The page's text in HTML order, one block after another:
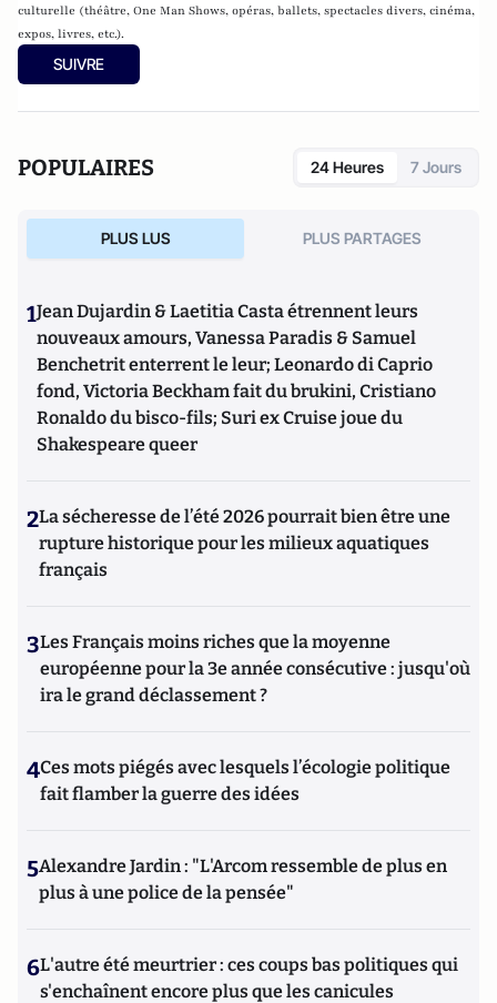
culturelle (théâtre, One Man Shows, opéras, ballets, spectacles divers, cinéma,
expos, livres, etc.).
SUIVRE
POPULAIRES 24 Heures 7 Jours
PLUS LUS PLUS PARTAGES
1Jean Dujardin & Laetitia Casta étrennent leurs
nouveaux amours, Vanessa Paradis & Samuel
Benchetrit enterrent le leur; Leonardo di Caprio
fond, Victoria Beckham fait du brukini, Cristiano
Ronaldo du bisco-fils; Suri ex Cruise joue du
Shakespeare queer
2La sécheresse de l’été 2026 pourrait bien être une
rupture historique pour les milieux aquatiques
français
3Les Français moins riches que la moyenne
européenne pour la 3e année consécutive : jusqu'où
ira le grand déclassement ?
4Ces mots piégés avec lesquels l’écologie politique
fait flamber la guerre des idées
5Alexandre Jardin : "L'Arcom ressemble de plus en
plus à une police de la pensée"
6L'autre été meurtrier : ces coups bas politiques qui
s'enchaînent encore plus que les canicules